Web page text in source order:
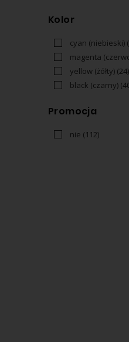
Kolor
cyan (niebieski)
magenta
yellow (żółty) (24)
black (czarny)
Promocja
nie (112)